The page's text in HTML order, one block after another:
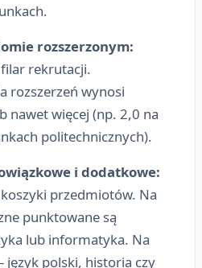
rozszerzonym:
rekrutacji.
rozszerzeń wynosi
nawet więcej (np. 2,0 na
politechnicznych).
i dodatkowe:
przedmiotów. Na
punktowane są
lub informatyka. Na
język polski, historia czy